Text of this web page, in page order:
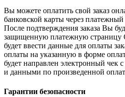
Вы можете оплатить свой заказ
банковской карты через
После подтверждения заказа Вы
защищенную платежную страницу
будет ввести данные для оплаты
оплаты на указанную в форме
будет направлен электронный чек
и данными по произведенной
Гарантии безопасности